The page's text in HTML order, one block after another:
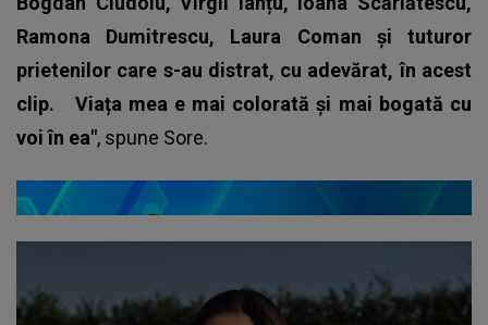
Ramona Dumitrescu, Laura Coman și tuturor
prietenilor care s-au distrat, cu adevărat, în acest
clip.
Viața mea e mai colorată și mai bogată cu
voi în ea", spune Sore.